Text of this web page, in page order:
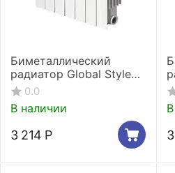
Биметаллический
радиатор Global Style
Plus 350 2 секции
0.0
В наличии
3 214 Р